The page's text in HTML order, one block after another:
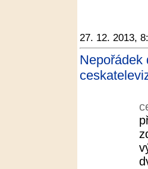
27. 12. 2013,
Nepořádek